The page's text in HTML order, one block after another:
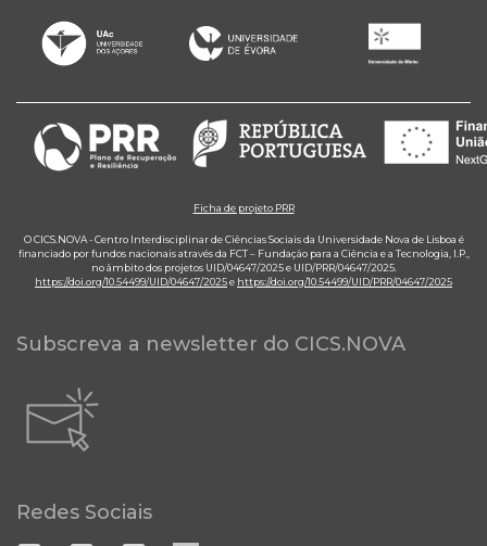
Ficha de projeto PRR
O CICS.NOVA - Centro Interdisciplinar de Ciências Sociais da Universidade Nova de Lisboa é
financiado por fundos nacionais através da FCT – Fundação para a Ciência e a Tecnologia, I.P.,
no âmbito dos projetos UID/04647/2025 e UID/PRR/04647/2025.
https://doi.org/10.54499/UID/04647/2025e https://doi.org/10.54499/UID/PRR/04647/2025
Subscreva a newsletter do CICS.NOVA
Redes Sociais